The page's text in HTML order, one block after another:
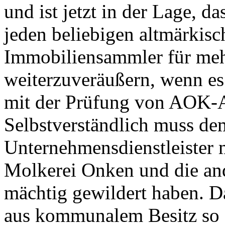
und ist jetzt in der Lage,
jeden beliebigen
Immobiliensammler für
weiterzuveräußern, wenn
mit der Prüfung von AOK-
Selbstverständlich muss
Molkerei Onken und die
mächtig gewildert haben.
aus kommunalem Besitz